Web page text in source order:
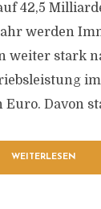
42,5
werden
weiter stark
Davon
WEITERLESEN